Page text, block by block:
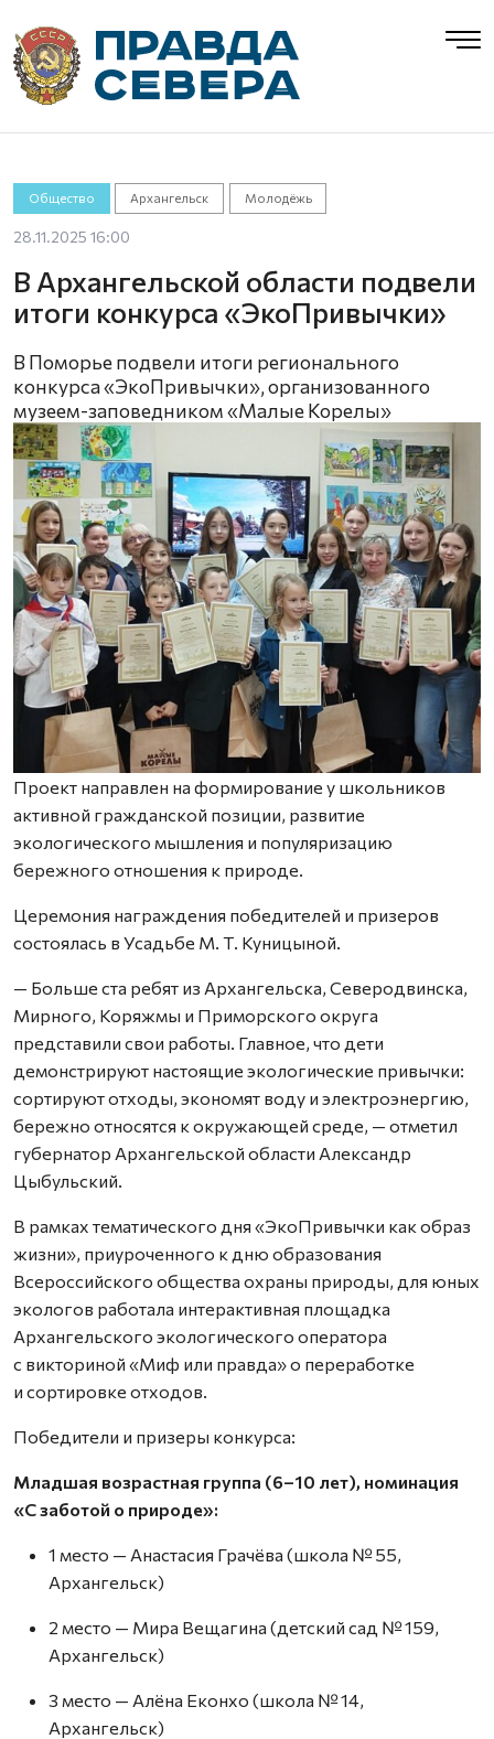
Общество Архангельск Молодёжь
28.11.2025 16:00
В Архангельской области подвели
итоги конкурса «ЭкоПривычки»
В Поморье подвели итоги регионального
конкурса «ЭкоПривычки», организованного
музеем-заповедником «Малые Корелы»
Проект направлен на формирование у школьников
активной гражданской позиции, развитие
экологического мышления и популяризацию
бережного отношения к природе.
Церемония награждения победителей и призеров
состоялась в Усадьбе М. Т. Куницыной.
— Больше ста ребят из Архангельска, Северодвинска,
Мирного, Коряжмы и Приморского округа
представили свои работы. Главное, что дети
демонстрируют настоящие экологические привычки:
сортируют отходы, экономят воду и электроэнергию,
бережно относятся к окружающей среде, — отметил
губернатор Архангельской области Александр
Цыбульский.
В рамках тематического дня «ЭкоПривычки как образ
жизни», приуроченного к дню образования
Всероссийского общества охраны природы, для юных
экологов работала интерактивная площадка
Архангельского экологического оператора
с викториной «Миф или правда» о переработке
и сортировке отходов.
Победители и призеры конкурса:
Младшая возрастная группа (6–10 лет), номинация
«С заботой о природе»:
1 место — Анастасия Грачёва (школа № 55,
Архангельск)
2 место — Мира Вещагина (детский сад № 159,
Архангельск)
3 место — Алёна Еконхо (школа № 14,
Архангельск)